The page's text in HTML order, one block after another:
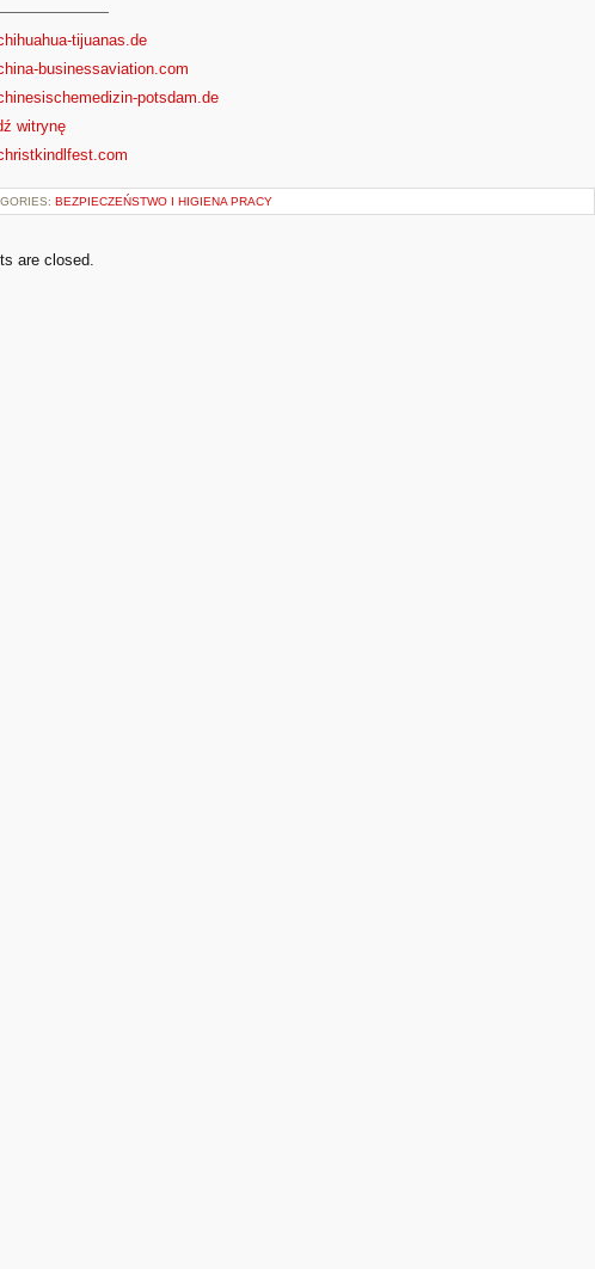
tijuanas.de
businessaviation.com
potsdam.de
witrynę
BEZPIECZEŃSTWO I HIGIENA PRACY
are closed.